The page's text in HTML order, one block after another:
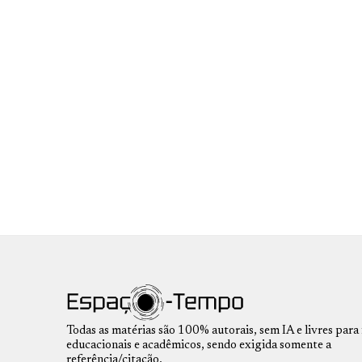
Todas as matérias são 100% autorais, sem IA e livres para
educacionais e acadêmicos, sendo exigida somente a